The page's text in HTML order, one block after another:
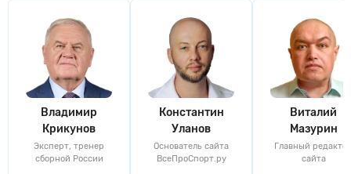
Владимир
Крикунов
Эксперт, тренер
сборной России
Константин
Уланов
Основатель сайта
ВсеПроСпорт.ру
Виталий
Мазурин
Главный
сайта